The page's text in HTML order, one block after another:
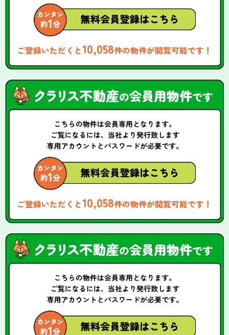
ご登録いただくと10,058件の物件が閲覧可能です！
ご登録いただくと10,058件の物件が閲覧可能です！